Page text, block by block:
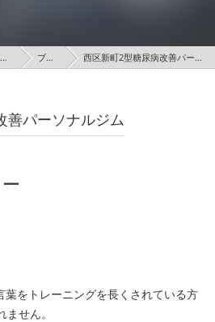
大阪のパーソナルトレーニングはLISIGN ブログ 西区新町2型糖尿病改善パーソナルジム
善パーソナルジム
をトレーニングを長くされている方
せん。